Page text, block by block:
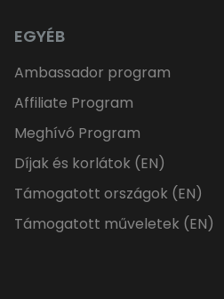
EGYÉB
Ambassador program
Affiliate Program
Meghívó Program
Díjak és korlátok (EN)
Támogatott országok (EN)
Támogatott műveletek (EN)